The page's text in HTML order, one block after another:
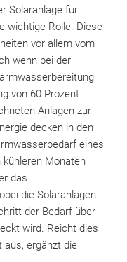
Solaranlage für
wichtige Rolle. Diese
vor allem vom
wenn bei der
von 60 Prozent
Anlagen zur
decken in den
eines
Monaten
das
die Solaranlagen
der Bedarf über
wird. Reicht dies
aus, ergänzt die